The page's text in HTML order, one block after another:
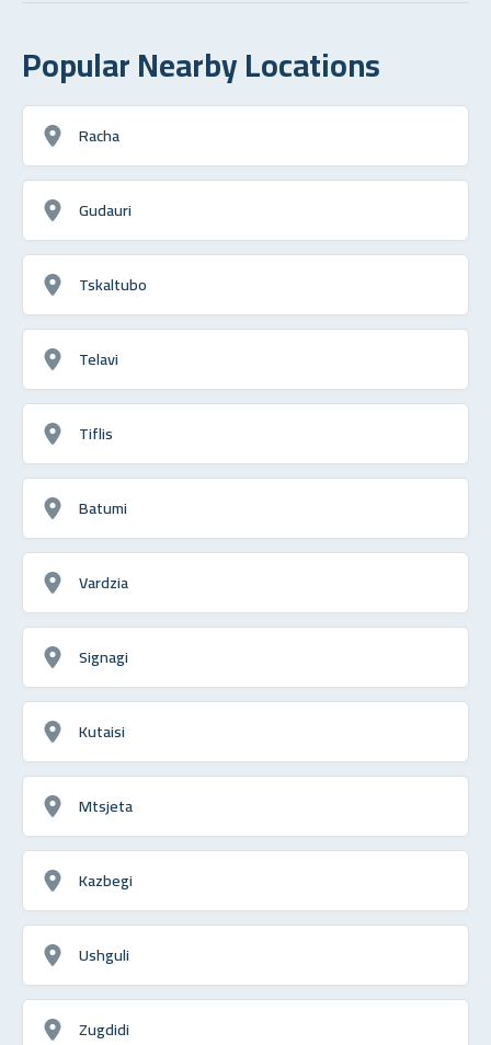
Popular Nearby Locations
Racha
Gudauri
Tskaltubo
Telavi
Tiflis
Batumi
Vardzia
Signagi
Kutaisi
Mtsjeta
Kazbegi
Ushguli
Zugdidi